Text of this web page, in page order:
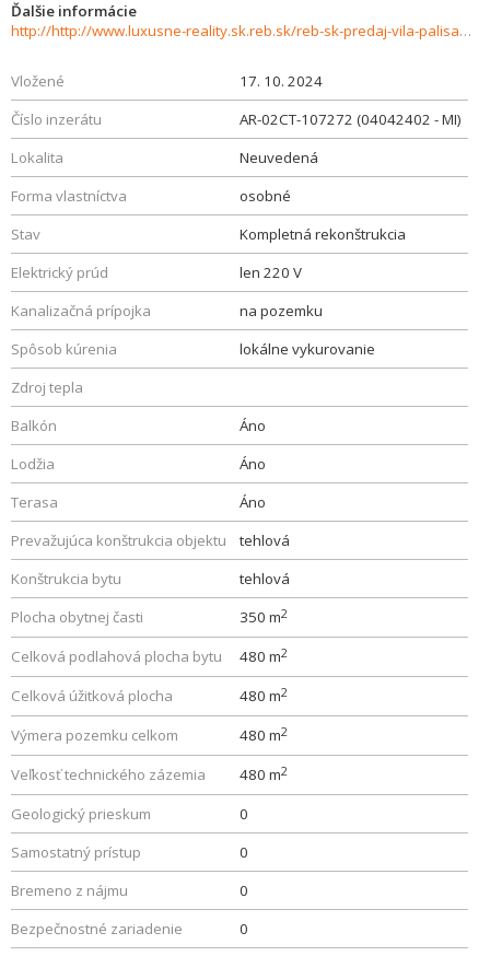
Ďalšie informácie
http://http://www.luxusne-reality.sk.reb.sk/reb-sk-predaj-vila-palisady-350-m2-stare-mesto-ba-i--859556
Vložené
17. 10. 2024
Číslo inzerátu
AR-02CT-107272 (04042402 - MI)
Lokalita
Neuvedená
Forma vlastníctva
osobné
Stav
Kompletná rekonštrukcia
Elektrický prúd
len 220 V
Kanalizačná prípojka
na pozemku
Spôsob kúrenia
lokálne vykurovanie
Zdroj tepla
Balkón
Áno
Lodžia
Áno
Terasa
Áno
Prevažujúca konštrukcia objektu
tehlová
Konštrukcia bytu
tehlová
Plocha obytnej časti
350 m2
Celková podlahová plocha bytu 480 m2
Celková úžitková plocha 480 m2
Výmera pozemku celkom 480 m2
Veľkosť technického zázemia 480 m2
Geologický prieskum
0
Samostatný prístup
0
Bremeno z nájmu
0
Bezpečnostné zariadenie
0